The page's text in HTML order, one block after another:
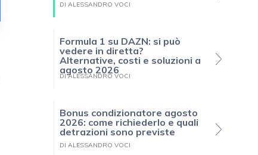
DI ALESSANDRO VOCI
Formula 1 su DAZN: si può
vedere in diretta?
Alternative, costi e soluzioni a
agosto 2026
DI ALESSANDRO VOCI
Bonus condizionatore agosto
2026: come richiederlo e quali
detrazioni sono previste
DI ALESSANDRO VOCI